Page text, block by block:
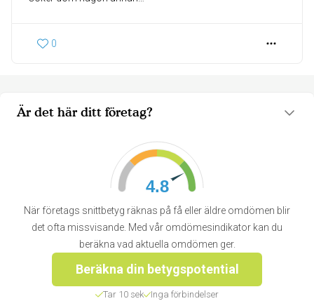
Är det här ditt företag?
4.8
När företags snittbetyg räknas på få eller äldre omdömen blir
det ofta missvisande. Med vår omdömesindikator kan du
beräkna vad aktuella omdömen ger.
Beräkna din betygspotential
Tar 10 sek Inga förbindelser
0